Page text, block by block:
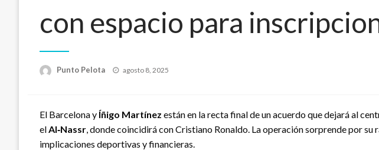
con espacio para
Punto Pelota
Publicado
agosto 8, 2025
El Barcelona y Íñigo Martínez están en la recta final de un acuerdo que dejará al
elAl‑Nassr, donde coincidirá con Cristiano Ronaldo. La operación sorprende por su
implicaciones deportivas y financieras.